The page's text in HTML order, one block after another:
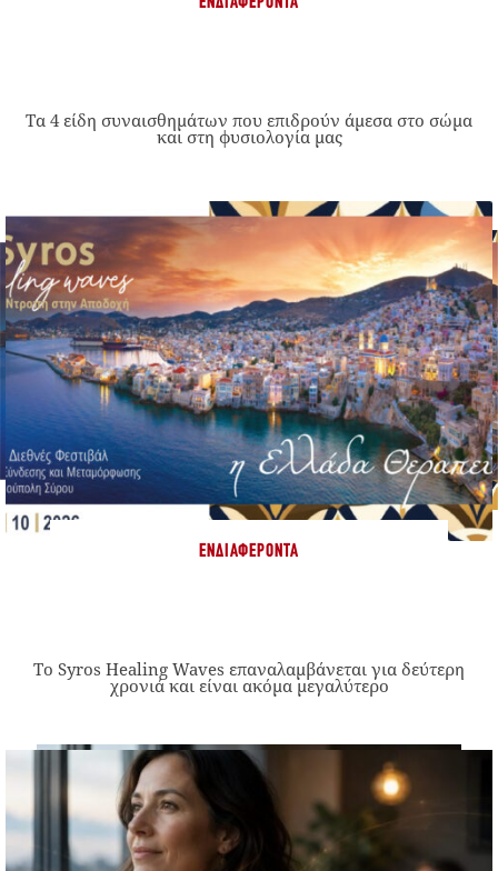
Τα 4 είδη συναισθημάτων που επιδρούν άμεσα στο σώμα
και στη φυσιολογία μας
ΕΝΔΙΑΦΈΡΟΝΤΑ
Το Syros Healing Waves επαναλαμβάνεται για δεύτερη
χρονιά και είναι ακόμα μεγαλύτερο